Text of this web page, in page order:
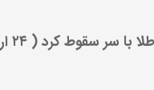
سر سقوط کرد ( ۲۴ اردیبهشت)